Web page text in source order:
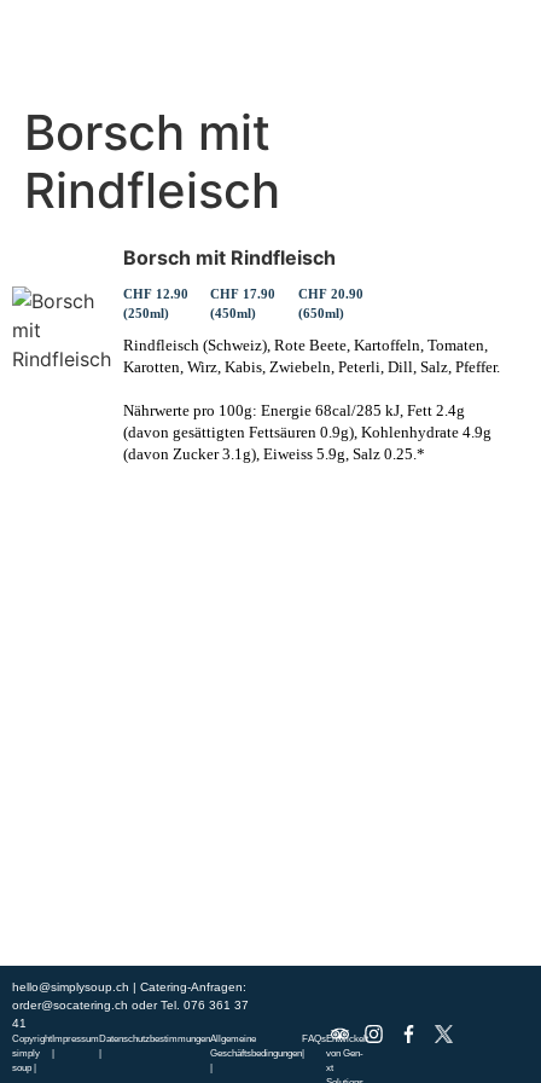
Borsch mit
Rindfleisch
Borsch mit Rindfleisch
CHF 12.90
(250ml)
CHF 17.90
(450ml)
CHF 20.90
(650ml)
Rindfleisch (Schweiz), Rote Beete, Kartoffeln, Tomaten,
Karotten, Wirz, Kabis, Zwiebeln, Peterli, Dill, Salz, Pfeffer.
Nährwerte pro 100g: Energie 68cal/285 kJ, Fett 2.4g
(davon gesättigten Fettsäuren 0.9g), Kohlenhydrate 4.9g
(davon Zucker 3.1g), Eiweiss 5.9g, Salz 0.25.*
hello@simplysoup.ch | Catering-Anfragen:
order@socatering.ch oderTel. 076 361 37
41
Copyright
simply
soup |
ImpressumDatenschutzbestimmungenAllgemeine
Geschäftsbedingungen
FAQsEntwickelt
von Gen-
xt